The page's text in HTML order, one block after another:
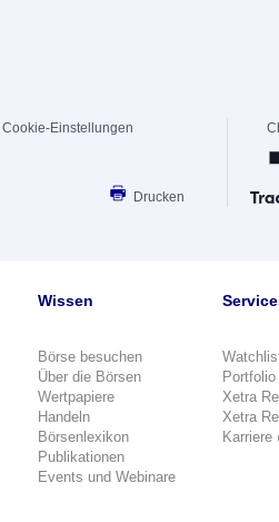
Cookie-Einstellungen
Drucken
Wissen
Börse besuchen
Über die Börsen
Wertpapiere
Handeln
Börsenlexikon
Publikationen
Events und Webinare
Portfolio
Xetra
Xetra
Karriere